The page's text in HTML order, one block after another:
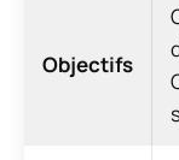
Objectifs